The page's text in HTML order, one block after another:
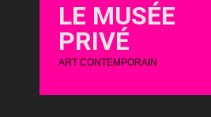
LE MUSÉE
PRIVÉ
ART CONTEMPORAIN